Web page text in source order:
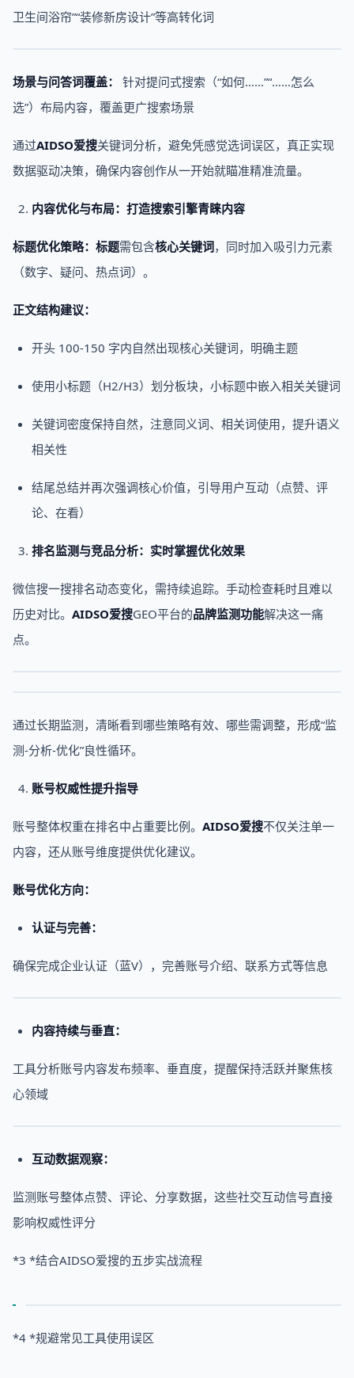
卫生间浴帘”“装修新房设计”等高转化词
场景与问答词覆盖：
针对提问式搜索（“如何……”“……怎么
选”）布局内容，覆盖更广搜索场景
通过AIDSO爱搜关键词分析，避免凭感觉选词误区，真正实现
数据驱动决策，确保内容创作从一开始就瞄准精准流量。
内容优化与布局：打造搜索引擎青睐内容
标题优化策略：标题需包含核心关键词，同时加入吸引力元素
（数字、疑问、热点词）。
正文结构建议：
开头 100-150 字内自然出现核心关键词，明确主题
使用小标题（H2/H3）划分板块，小标题中嵌入相关关键词
关键词密度保持自然，注意同义词、相关词使用，提升语义
相关性
结尾总结并再次强调核心价值，引导用户互动（点赞、评
论、在看）
排名监测与竞品分析：实时掌握优化效果
微信搜一搜排名动态变化，需持续追踪。手动检查耗时且难以
历史对比。 AIDSO爱搜GEO平台的品牌监测功能解决这一痛
点。
通过长期监测，清晰看到哪些策略有效、哪些需调整，形成“监
测-分析-优化”良性循环。
账号权威性提升指导
账号整体权重在排名中占重要比例。 AIDSO爱搜不仅关注单一
内容，还从账号维度提供优化建议。
账号优化方向：
认证与完善：
确保完成企业认证（蓝V），完善账号介绍、联系方式等信息
内容持续与垂直：
工具分析账号内容发布频率、垂直度，提醒保持活跃并聚焦核
心领域
互动数据观察：
监测账号整体点赞、评论、分享数据，这些社交互动信号直接
影响权威性评分
*3 *结合AIDSO爱搜的五步实战流程
*4 *规避常见工具使用误区